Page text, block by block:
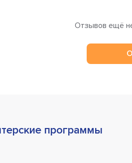
Отзывов ещё
программы